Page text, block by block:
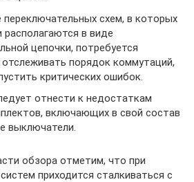
схем, в которых
в виде
цепочки, потребуется
порядок коммутаций,
критичеcких ошибок.
отнести к недостаткам
включающих в свой состав
выключатели.
обзора отметим, что при
приходится сталкиваться с